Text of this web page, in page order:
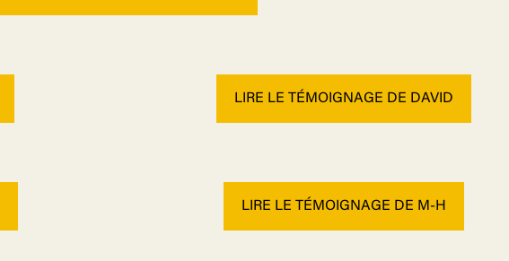
LIRE LE TÉMOIGNAGE DE DAVID
LIRE LE TÉMOIGNAGE DE M-H